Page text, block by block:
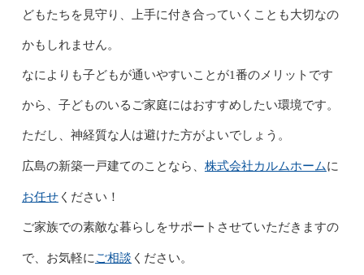
どもたちを見守り、上手に付き合っていくことも大切なの
かもしれません。
なによりも子どもが通いやすいことが1番のメリットです
から、子どものいるご家庭にはおすすめしたい環境です。
ただし、神経質な人は避けた方がよいでしょう。
広島の新築一戸建てのことなら、 株式会社カルムホームに
お任せください！
ご家族での素敵な暮らしをサポートさせていただきますの
で、お気軽に ご相談 ください。